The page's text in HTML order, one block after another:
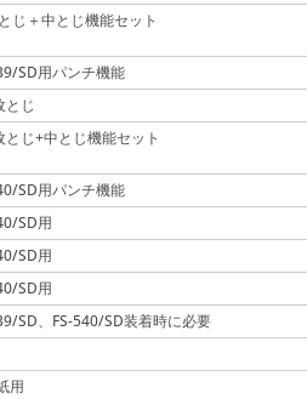
じ＋中とじ機能セット
SD用パンチ機能
とじ
とじ+中とじ機能セット
SD用パンチ機能
SD用
SD用
SD用
SD、FS-540/SD装着時に必要
用